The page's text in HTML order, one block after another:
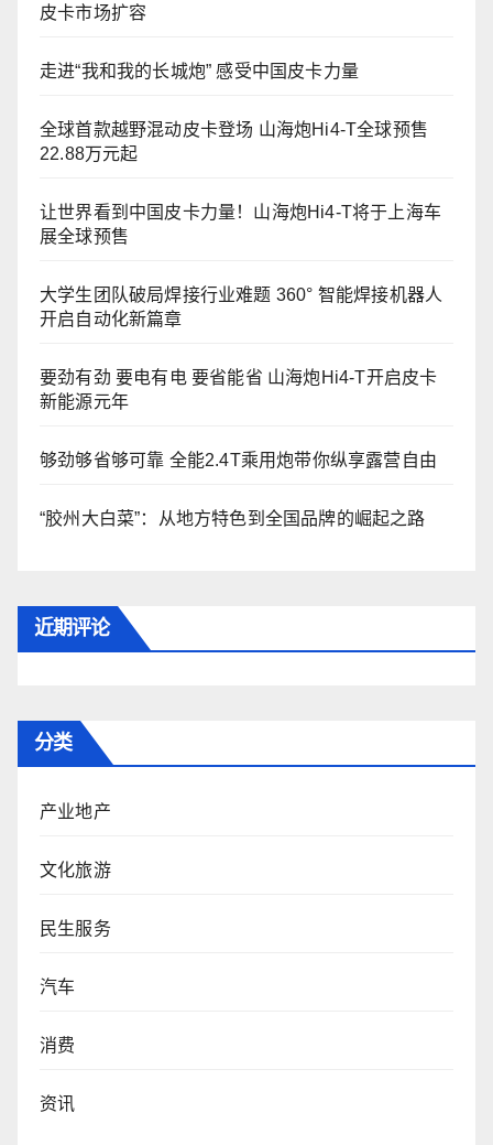
皮卡市场扩容
走进“我和我的长城炮” 感受中国皮卡力量
全球首款越野混动皮卡登场 山海炮Hi4-T全球预售
22.88万元起
让世界看到中国皮卡力量！山海炮Hi4-T将于上海车
展全球预售
大学生团队破局焊接行业难题 360° 智能焊接机器人
开启自动化新篇章
要劲有劲 要电有电 要省能省 山海炮Hi4-T开启皮卡
新能源元年
够劲够省够可靠 全能2.4T乘用炮带你纵享露营自由
“胶州大白菜”：从地方特色到全国品牌的崛起之路
近期评论
分类
产业地产
文化旅游
民生服务
汽车
消费
资讯